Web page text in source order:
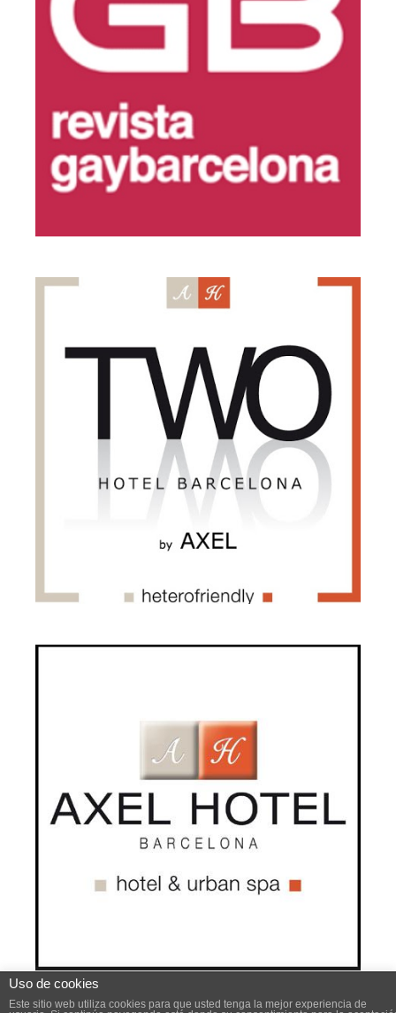
Uso de cookies
Este sitio web utiliza cookies para que usted tenga la mejor experiencia de
Este sitio web utiliza cookies para mejorar su experiencia .